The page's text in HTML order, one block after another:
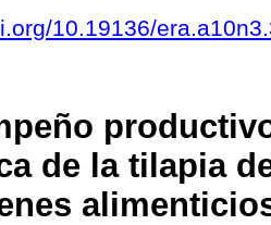
10.19136/
de la tilapia